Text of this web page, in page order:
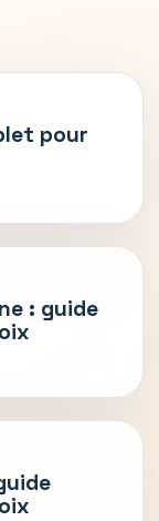
pour
: guide